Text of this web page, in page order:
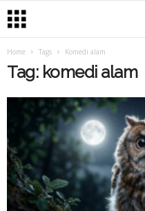
Home Tags Komedi alam
Tag: komedi alam